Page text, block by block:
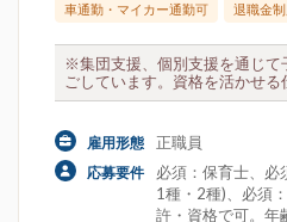
車通勤・マイカー通勤可 退職金
※集団支援、個別支援を通じて
ごしています。資格を活かせる
雇用形態 正職員
応募要件
必須：保育士、必
1種・2種)、必須
許・資格で可。年